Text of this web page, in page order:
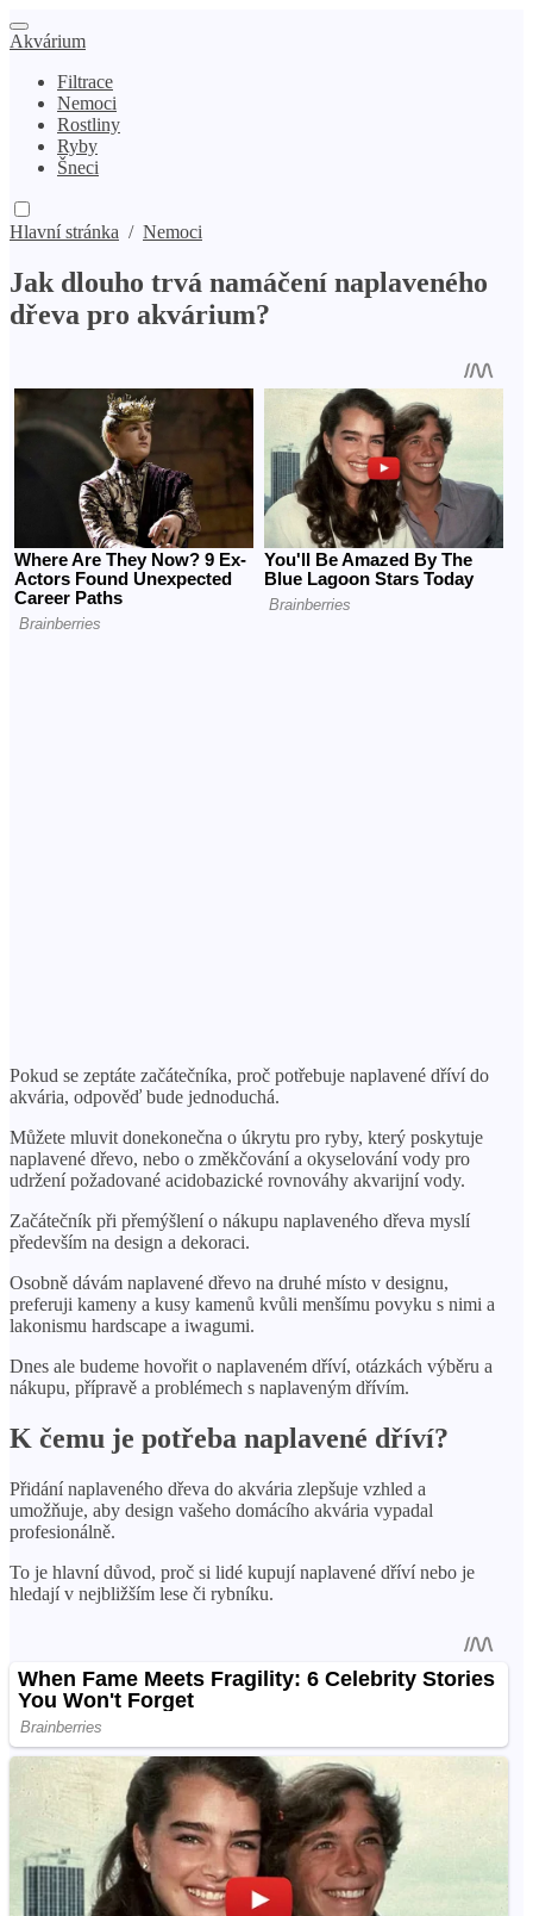
Akvárium
Filtrace
Nemoci
Rostliny
Ryby
Šneci
Hlavní stránka / Nemoci
Jak dlouho trvá namáčení naplaveného
dřeva pro akvárium?
Pokud se zeptáte začátečníka, proč potřebuje naplavené dříví do
akvária, odpověď bude jednoduchá.
Můžete mluvit donekonečna o úkrytu pro ryby, který poskytuje
naplavené dřevo, nebo o změkčování a okyselování vody pro
udržení požadované acidobazické rovnováhy akvarijní vody.
Začátečník při přemýšlení o nákupu naplaveného dřeva myslí
především na design a dekoraci.
Osobně dávám naplavené dřevo na druhé místo v designu,
preferuji kameny a kusy kamenů kvůli menšímu povyku s nimi a
lakonismu hardscape a iwagumi.
Dnes ale budeme hovořit o naplaveném dříví, otázkách výběru a
nákupu, přípravě a problémech s naplaveným dřívím.
K čemu je potřeba naplavené dříví?
Přidání naplaveného dřeva do akvária zlepšuje vzhled a
umožňuje, aby design vašeho domácího akvária vypadal
profesionálně.
To je hlavní důvod, proč si lidé kupují naplavené dříví nebo je
hledají v nejbližším lese či rybníku.